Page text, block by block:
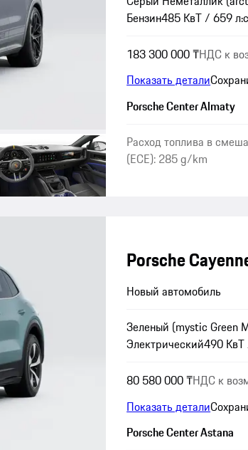
Бензин485 КвТ / 659
183 300 000 ₸НДС к
Показать детали
Porsche Center Almaty
Расход топлива в
(ECE): 285 g/km
Porsche
Новый автомобиль
Зеленый (mystic Green
Электрический490 КвТ
80 580 000 ₸НДС к
Показать детали
Porsche Center Astana